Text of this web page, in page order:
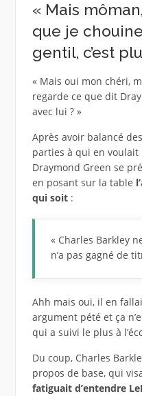
« Mais
que je
gentil, c’est
« Mais oui mon chéri,
regarde ce que dit
avec lui ? »
Après avoir balancé
parties à qui en voulait
Draymond Green se
en posant sur la table
qui soit:
« Charles Barkley
n’a pas gagné de
Ahh mais oui, il en
argument pété et ça
qui a suivi le plus à
Du coup, Charles
propos de base, qui
fatiguait d’entendre